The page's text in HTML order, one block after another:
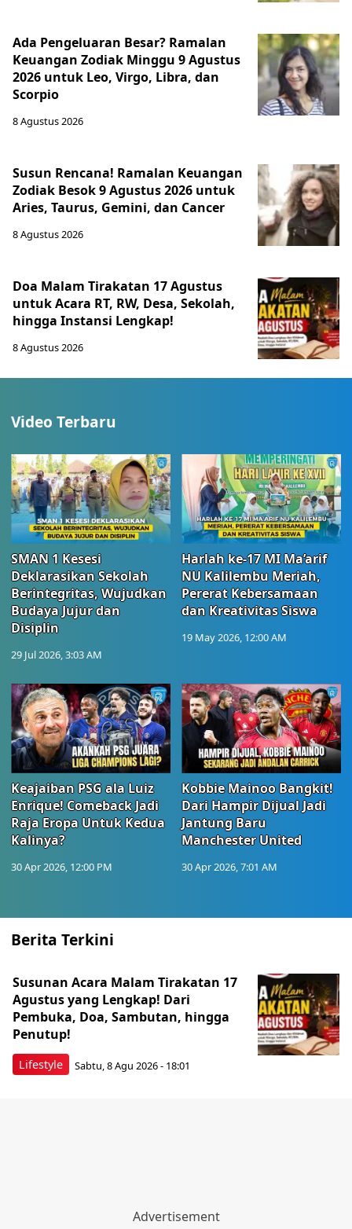
Ada Pengeluaran Besar? Ramalan
Keuangan Zodiak Minggu 9 Agustus
2026 untuk Leo, Virgo, Libra, dan
Scorpio
8 Agustus 2026
Susun Rencana! Ramalan Keuangan
Zodiak Besok 9 Agustus 2026 untuk
Aries, Taurus, Gemini, dan Cancer
8 Agustus 2026
Doa Malam Tirakatan 17 Agustus
untuk Acara RT, RW, Desa, Sekolah,
hingga Instansi Lengkap!
8 Agustus 2026
Video Terbaru
SMAN 1 Kesesi
Deklarasikan Sekolah
Berintegritas, Wujudkan
Budaya Jujur dan
Disiplin
29 Jul 2026, 3:03 AM
Harlah ke-17 MI Ma’arif
NU Kalilembu Meriah,
Pererat Kebersamaan
dan Kreativitas Siswa
19 May 2026, 12:00 AM
Keajaiban PSG ala Luiz
Enrique! Comeback Jadi
Raja Eropa Untuk Kedua
Kalinya?
30 Apr 2026, 12:00 PM
Kobbie Mainoo Bangkit!
Dari Hampir Dijual Jadi
Jantung Baru
Manchester United
30 Apr 2026, 7:01 AM
Berita Terkini
Lifestyle
Susunan Acara Malam Tirakatan 17
Agustus yang Lengkap! Dari
Pembuka, Doa, Sambutan, hingga
Penutup!
Sabtu, 8 Agu 2026 - 18:01